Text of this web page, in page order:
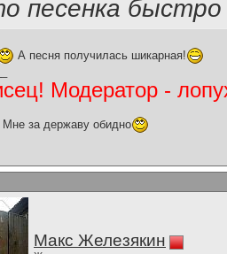
песенка быстро
А песня получилась шикарная!
Модератор -
Мне за державу обидно
Макс Железякин